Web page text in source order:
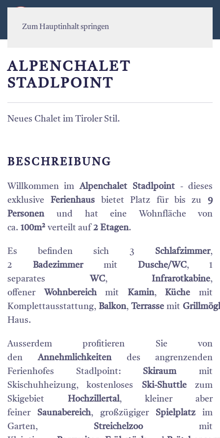
Zum Hauptinhalt springen
ALPENCHALET
STADLPOINT
Neues Chalet im Tiroler Stil.
BESCHREIBUNG
Willkommen imAlpenchalet Stadlpoint- dieses
exklusiveFerienhaus bietet Platz für bis zu9
Personenund hat eine Wohnfläche von
ca. 100m² verteilt auf2 Etagen.
Es befinden sich 3 Schlafzimmer,
2 Badezimmer mit Dusche/WC, 1
separates WC, Infrarotkabine,
offener Wohnbereichmit Kamin,Küchemit
Komplettausstattung, Balkon, Terrasse mit
Haus.
Ausserdem profitieren Sie von
denAnnehmlichkeiten des angrenzenden
Ferienhofes Stadlpoint: Skiraummit
Skischuhheizung, kostenloses Ski-Shuttlezum
Skigebiet Hochzillertal, kleiner aber
feiner Saunabereich, großzügiger Spielplatz im
Garten, Streichelzoo mit